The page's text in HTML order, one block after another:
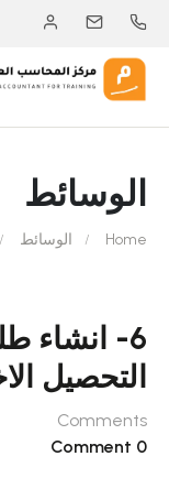
الوسائط
Home الوسائط
6- انشاء
التحصيل
Comments
0 Comment